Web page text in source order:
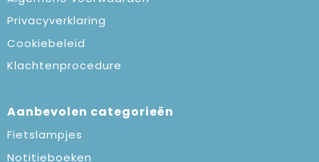
Privacyverklaring
Cookiebeleid
Klachtenprocedure
Aanbevolen categorieën
Fietslampjes
Notitieboeken